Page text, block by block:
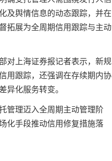
及舆情信息的动态跟踪，并在
拓展为全周期信用跟踪与主动
对上海证券报记者表示，新规
用跟踪，还强调在存续期内协
异化服务转变。
管理迈入全周期主动管理阶
化手段推动信用修复措施落